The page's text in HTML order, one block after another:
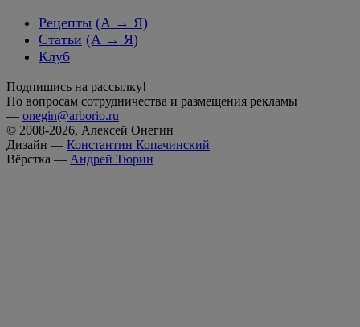
Рецепты (А → Я)
Статьи (А → Я)
Клуб
Подпишись на рассылку!
По вопросам сотрудничества и размещения рекламы
— onegin@arborio.ru
© 2008-2026, Алексей Онегин
Дизайн — Константин Копачинский
Вёрстка — Андрей Тюрин